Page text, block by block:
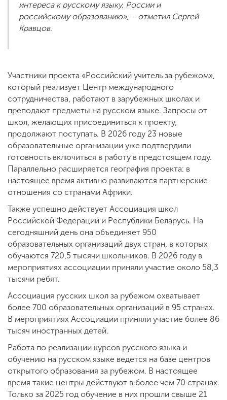
интереса к русскому языку, России и
российскому образованию», – отметил Сергей
Кравцов.
Участники проекта «Российский учитель за рубежом»,
который реализует Центр международного
сотрудничества, работают в зарубежных школах и
преподают предметы на русском языке. Запросы от
школ, желающих присоединиться к проекту,
продолжают поступать. В 2026 году 23 новые
образовательные организации уже подтвердили
готовность включиться в работу в предстоящем году.
Параллельно расширяется география проекта: в
настоящее время активно развиваются партнерские
отношения со странами Африки.
Также успешно действует Ассоциация школ
Российской Федерации и Республики Беларусь. На
сегодняшний день она объединяет 950
образовательных организаций двух стран, в которых
обучаются 720,5 тысячи школьников. В 2026 году в
мероприятиях ассоциации приняли участие около 58,3
тысячи ребят.
Ассоциация русских школ за рубежом охватывает
более 700 образовательных организаций в 95 странах.
В мероприятиях Ассоциации приняли участие более 86
тысяч иностранных детей.
Работа по реализации курсов русского языка и
обучению на русском языке ведется на базе центров
открытого образования за рубежом. В настоящее
время такие центры действуют в более чем 70 странах.
Только за 2025 год обучение в них прошли свыше 21